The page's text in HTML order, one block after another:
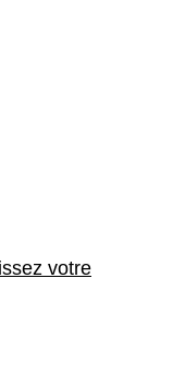
votre